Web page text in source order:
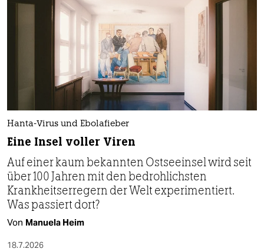
Hanta-Virus und Ebolafieber
Eine Insel voller Viren
Auf einer kaum bekannten Ostseeinsel wird seit
über 100 Jahren mit den bedrohlichsten
Krankheitserregern der Welt experimentiert.
Was passiert dort?
Von Manuela Heim
18.7.2026